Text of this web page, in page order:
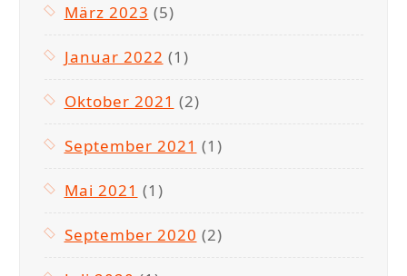
März 2023 (5)
Januar 2022 (1)
Oktober 2021 (2)
September 2021 (1)
Mai 2021 (1)
September 2020 (2)